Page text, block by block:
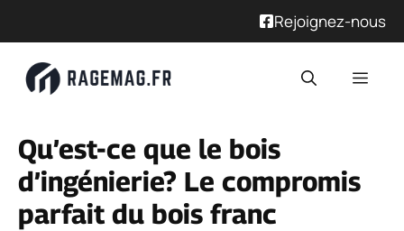
Rejoignez-nous
Qu’est-ce que le bois
d’ingénierie? Le compromis
parfait du bois franc